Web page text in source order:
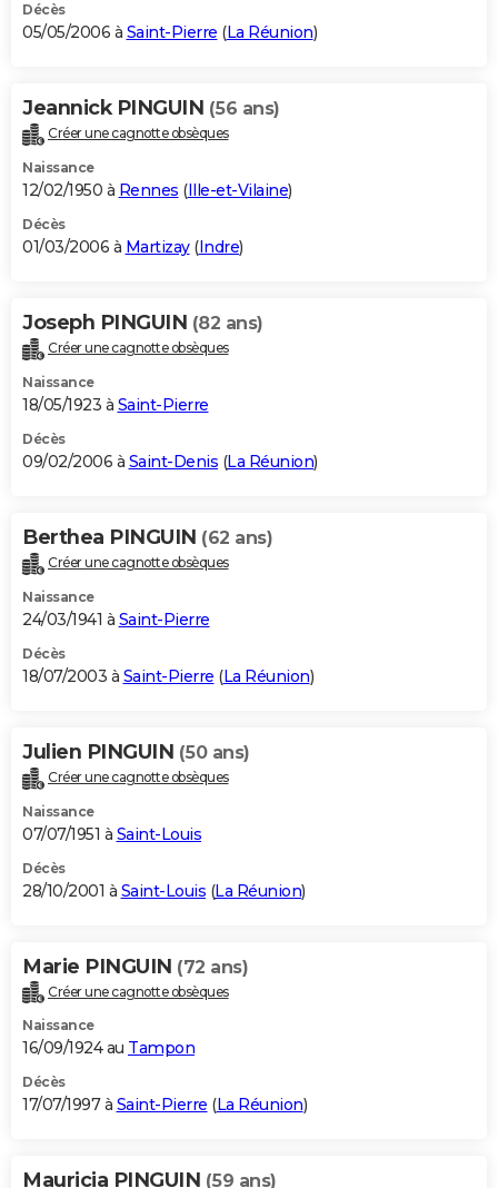
Décès
05/05/2006 à Saint-Pierre (La Réunion)
Jeannick PINGUIN (56 ans)
Créer une cagnotte obsèques
Naissance
12/02/1950 à Rennes (Ille-et-Vilaine)
Décès
01/03/2006 à Martizay(Indre)
Joseph PINGUIN (82 ans)
Créer une cagnotte obsèques
Naissance
18/05/1923 à Saint-Pierre
Décès
09/02/2006 à Saint-Denis (La Réunion)
Berthea PINGUIN (62 ans)
Créer une cagnotte obsèques
Naissance
24/03/1941 à Saint-Pierre
Décès
18/07/2003 à Saint-Pierre (La Réunion)
Julien PINGUIN (50 ans)
Créer une cagnotte obsèques
Naissance
07/07/1951 à Saint-Louis
Décès
28/10/2001 à Saint-Louis (La Réunion)
Marie PINGUIN (72 ans)
Créer une cagnotte obsèques
Naissance
16/09/1924 au Tampon
Décès
17/07/1997 à Saint-Pierre (La Réunion)
Mauricia PINGUIN (59 ans)